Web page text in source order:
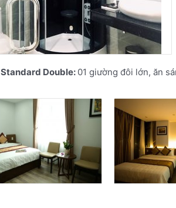
Standard Double: 01 giường đôi lớn, ăn